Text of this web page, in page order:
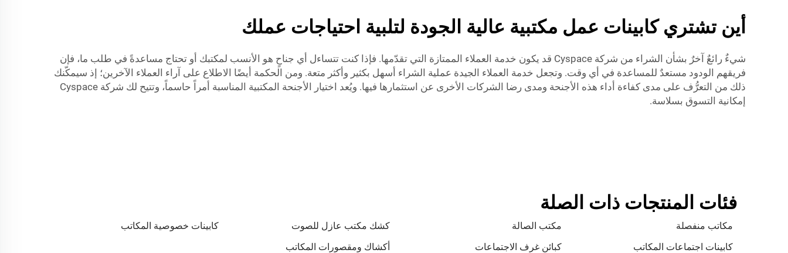
أين تشتري كابينات عمل مكتبية عالية الجودة لتلبية احتياجات عملك
شيءٌ رائعٌ آخرٌ بشأن الشراء من شركة Cyspace قد يكون خدمة العملاء الممتازة التي تقدّمها. فإذا كنت تتساءل أي جناحٍ هو الأنسب لمكتبك أو تحتاج مساعدةً في طلب ما، فإن
فريقهم الودود مستعدٌ للمساعدة في أي وقت. وتجعل خدمة العملاء الجيدة عملية الشراء أسهل بكثير وأكثر متعة. ومن الحكمة أيضًا الاطلاع على آراء العملاء الآخرين؛ إذ سيمكّنك
ذلك من التعرُّف على مدى كفاءة أداء هذه الأجنحة ومدى رضا الشركات الأخرى عن استثمارها فيها. ويُعد اختيار الأجنحة المكتبية المناسبة أمراً حاسماً، وتتيح لك شركة Cyspace
إمكانية التسوق بسلاسة.
فئات المنتجات ذات الصلة
مكاتب منفصلة مكتب الصالة كشك مكتب عازل للصوت
كابينات خصوصية المكاتب
كابينات اجتماعات المكاتب
كبائن غرف الاجتماعات أكشاك ومقصورات المكاتب